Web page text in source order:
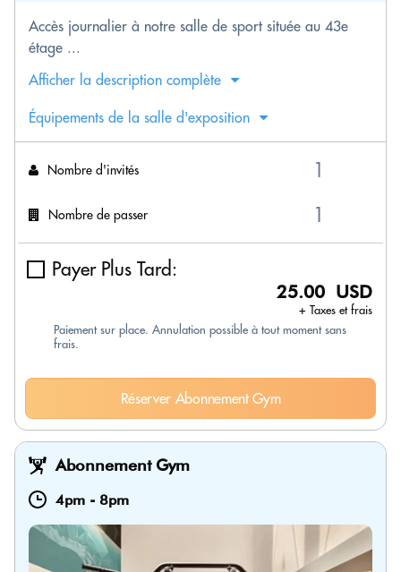
Accès journalier à notre salle de sport située au 43e
étage ...
Afficher la description complète
Équipements de la salle d'exposition
Nombre d'invités
Nombre de passer
Payer Plus Tard:
25.00 USD
+ Taxes et frais
Paiement sur place. Annulation possible à tout moment sans
frais.
Réserver Abonnement Gym
Abonnement Gym
4pm - 8pm